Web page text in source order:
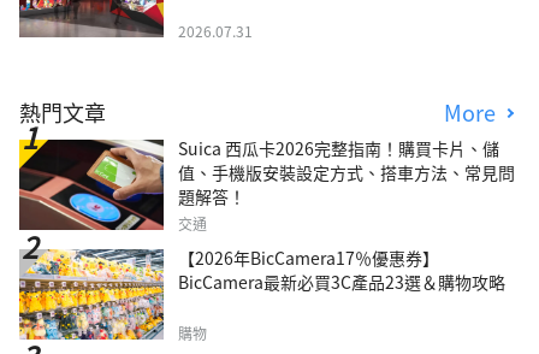
2026.07.31
熱門文章 More
Suica 西瓜卡2026完整指南！購買卡片、儲
值、手機版安裝設定方式、搭車方法、常見問
題解答！
交通
【2026年BicCamera17％優惠券】
BicCamera最新必買3C產品23選＆購物攻略
購物